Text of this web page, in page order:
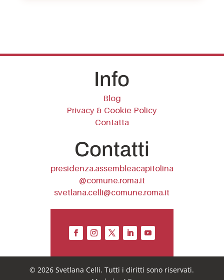
Info
Blog
Privacy & Cookie Policy
Contatta
Contatti
presidenza.assembleacapitolina
@comune.roma.it
svetlana.celli@comune.roma.it
© 2026 Svetlana Celli. Tutti i diritti sono riservati.